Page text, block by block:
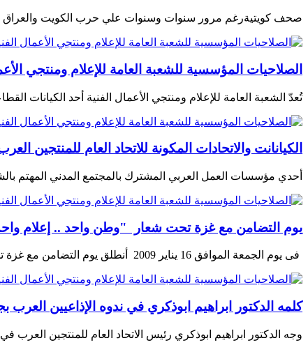
صحف كويتية رغم مرور سنوات وسنوات علي حرب الكويت والعراق
الصلاحيات المؤسسية للشعبة العامة للإعلام ومنتجي
تُعدّ الشعبة العامة للإعلام ومنتجي الأعمال الفنية أحد الكيانات
الكيانانت والاتحادات المكونة للاتحاد العام للمنتجين
أحدي مؤسسات العمل العربي المشترك بالمجتمع المدني المهتم
يوم التضامن مع غزة تحت شعار "وطن واحد .. إعلام
فى يوم الجمعة الموافق 16 يناير 2009 أنطلق يوم التضامن مع غزة تحت شعار "وطن واحد .. إعلام واحد لنصرة
كلمه الدكتور ابراهيم ابوذكري في ندوه الإذاعيين العرب
وجه الدكتور ابراهيم ابوذكري رئيس الاتحاد العام للمنتجين العرب